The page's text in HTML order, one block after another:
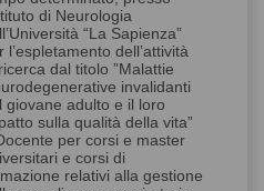
di Neurologia
“La Sapienza”
l’espletamento dell’attività
dal titolo ”Malattie
invalidanti
giovane adulto e il loro
sulla qualità della vita”
per corsi e master
e corsi di
relativi alla gestione